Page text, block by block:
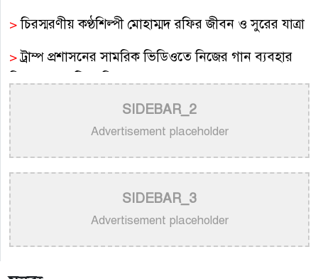
>চিরস্মরণীয় কণ্ঠশিল্পী মোহাম্মদ রফির জীবন ও সুরের যাত্রা
>ট্রাম্প প্রশাসনের সামরিক ভিডিওতে নিজের গান ব্যবহার
>
নতুন করে ভাইরাল ‘আজ কেন মন উদাসী হয়ে’ গানের
পেছনের গল্প
>
বাংলাদেশ বেতারে সুরকার ও সংগীত পরিচালক হিসেবে
তালিকাভুক্ত হলেন ৯২ শিল্পী
>একই দিনে জন্ম, সুরের টানে বাঁধা পড়া বাংলা গানের অমর
জুটি
SIDEBAR_2
Advertisement placeholder
SIDEBAR_3
Advertisement placeholder